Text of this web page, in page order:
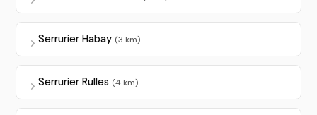
Serrurier Habay (3 km)
Serrurier Rulles (4 km)